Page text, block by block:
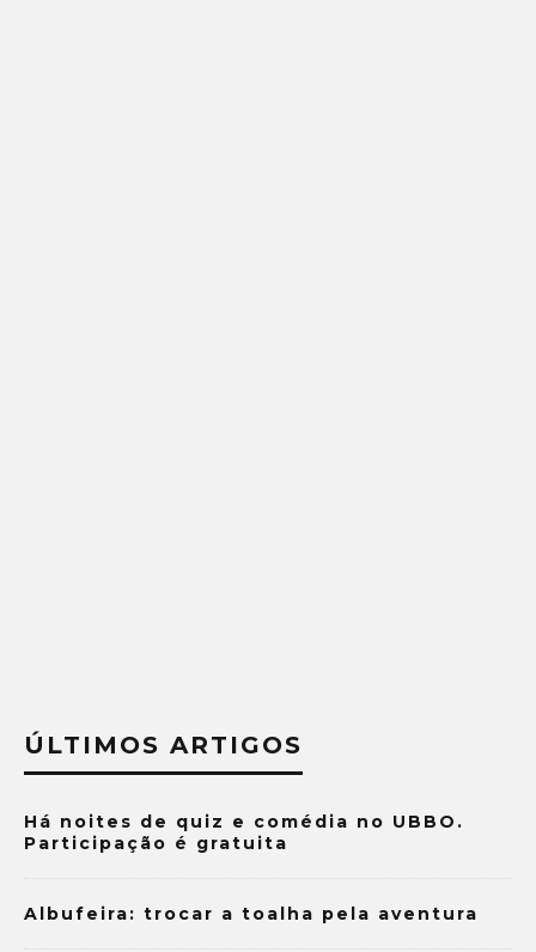
ÚLTIMOS ARTIGOS
Há noites de quiz e comédia no UBBO.
Participação é gratuita
Albufeira: trocar a toalha pela aventura